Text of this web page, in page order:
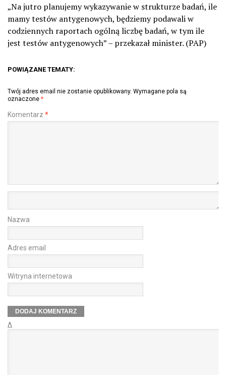
„Na jutro planujemy wykazywanie w strukturze badań, ile
mamy testów antygenowych, będziemy podawali w
codziennych raportach ogólną liczbę badań, w tym ile
jest testów antygenowych” – przekazał minister. (PAP)
POWIĄZANE TEMATY:
Twój adres email nie zostanie opublikowany. Wymagane pola są
oznaczone *
Komentarz *
Nazwa
Adres email
Witryna internetowa
Δ